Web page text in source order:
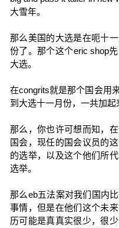
大雪年。
那么美国的大选是在呃十
份了。那个这个eric shop
大选。
在congrits就是那个国会用
到大选十一月份，一共加起
那么，你也许可想而知，
国会，现任的国会议员的
的选举，以及这个他们所
选举。
那么eb五法案对我们国内
事情，但是在他们这个未
历可能是真真实很少，很